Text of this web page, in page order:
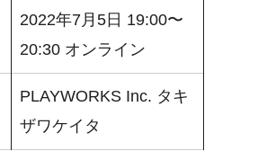
2022年7月5日 19:00〜
20:30 オンライン
PLAYWORKS Inc. タキ
ザワケイタ